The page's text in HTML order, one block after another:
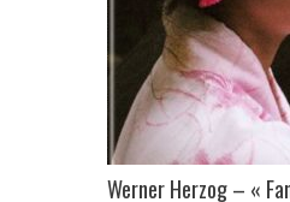
Werner Herzog – «